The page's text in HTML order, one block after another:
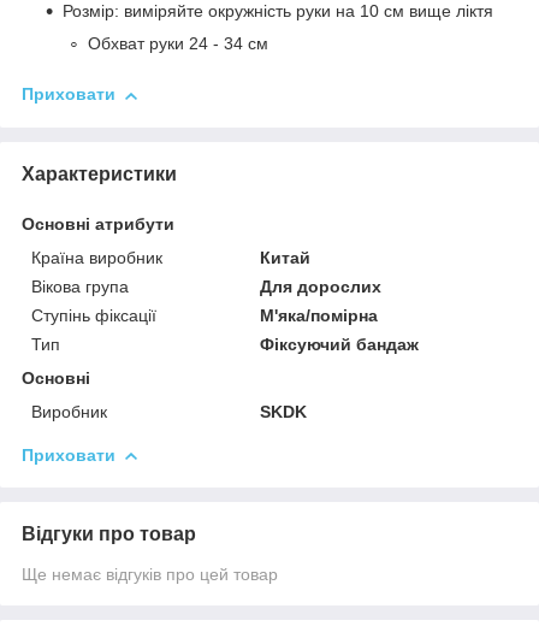
Розмір: виміряйте окружність руки на 10 см вище ліктя
Обхват руки 24 - 34 см
Приховати
Характеристики
Основні атрибути
Країна виробник
Китай
Вікова група
Для дорослих
Ступінь фіксації
М'яка/помірна
Тип
Фіксуючий бандаж
Основні
Виробник
SKDK
Приховати
Відгуки про товар
Ще немає відгуків про цей товар